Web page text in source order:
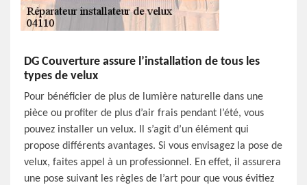
DG Couverture assure l’installation de tous les
types de velux
Pour bénéficier de plus de lumière naturelle dans une
pièce ou profiter de plus d’air frais pendant l’été, vous
pouvez installer un velux. Il s’agit d’un élément qui
propose différents avantages. Si vous envisagez la pose de
velux, faites appel à un professionnel. En effet, il assurera
une pose suivant les règles de l’art pour que vous évitiez